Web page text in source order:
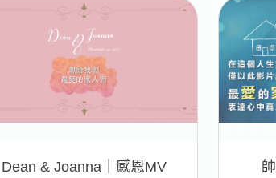
Dean & Joanna｜感恩MV